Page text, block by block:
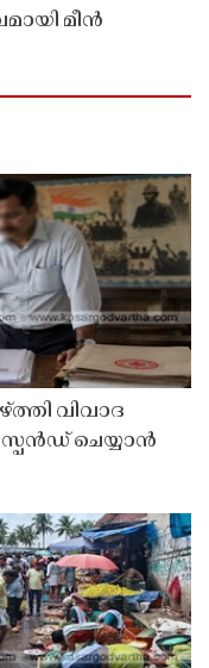
മീൻ
വിവാദ
ചെയ്യാൻ